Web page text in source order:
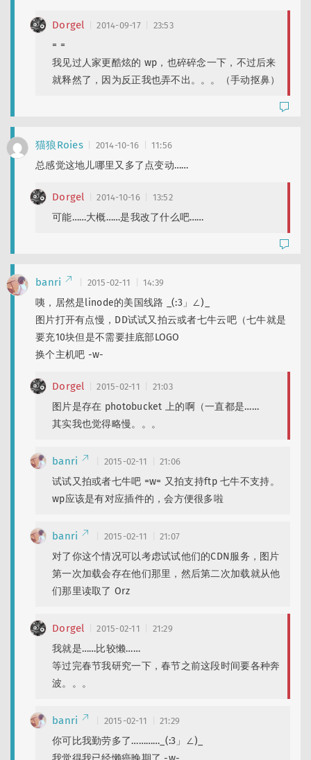
Dorgel 2014-09-17 23:53
= =
我见过人家更酷炫的 wp，也碎碎念一下，不过后来
就释然了，因为反正我也弄不出。。。（手动抠鼻）
猫狼Roies 2014-10-16 11:56
总感觉这地儿哪里又多了点变动……
Dorgel 2014-10-16 13:52
可能……大概……是我改了什么吧……
banri 2015-02-11 14:39
咦，居然是linode的美国线路 _(:3」∠)_
图片打开有点慢，DD试试又拍云或者七牛云吧（七牛就是
要充10块但是不需要挂底部LOGO
换个主机吧 -w-
Dorgel 2015-02-11 21:03
图片是存在 photobucket 上的啊（一直都是……
其实我也觉得略慢。。。
banri 2015-02-11 21:06
试试又拍或者七牛吧 =w= 又拍支持ftp 七牛不支持。
wp应该是有对应插件的，会方便很多啦
banri 2015-02-11 21:07
对了你这个情况可以考虑试试他们的CDN服务，图片
第一次加载会存在他们那里，然后第二次加载就从他
们那里读取了 Orz
Dorgel 2015-02-11 21:29
我就是……比较懒……
等过完春节我研究一下，春节之前这段时间要各种奔
波。。。
banri 2015-02-11 21:29
你可比我勤劳多了…………_(:3」∠)_